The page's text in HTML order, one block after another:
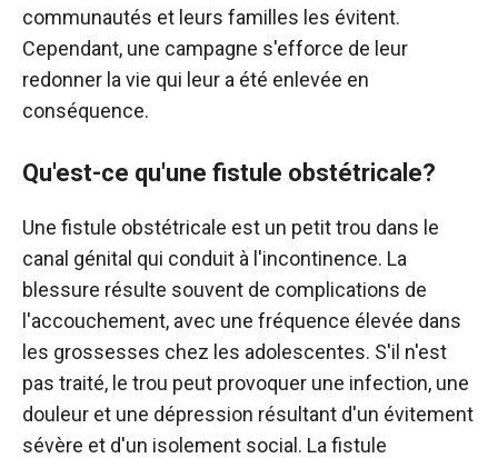
communautés et leurs familles les évitent.
Cependant, une campagne s'efforce de leur
redonner la vie qui leur a été enlevée en
conséquence.
Qu'est-ce qu'une fistule obstétricale?
Une fistule obstétricale est un petit trou dans le
canal génital qui conduit à l'incontinence. La
blessure résulte souvent de complications de
l'accouchement, avec une fréquence élevée dans
les grossesses chez les adolescentes. S'il n'est
pas traité, le trou peut provoquer une infection, une
douleur et une dépression résultant d'un évitement
sévère et d'un isolement social. La fistule